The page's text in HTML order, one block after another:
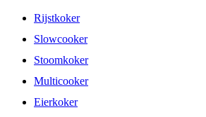
Rijstkoker
Slowcooker
Stoomkoker
Multicooker
Eierkoker